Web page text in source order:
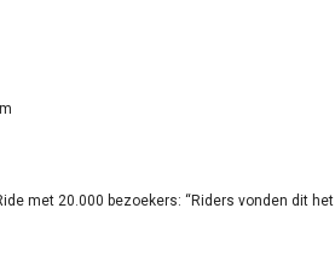
met 20.000 bezoekers: “Riders vonden dit